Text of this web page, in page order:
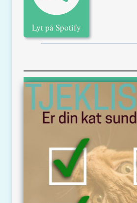
Lyt på Spotify